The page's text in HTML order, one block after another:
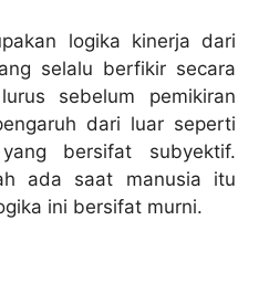
logika kinerja dari
selalu berfikir secara
sebelum pemikiran
dari luar seperti
yang bersifat subyektif.
ada saat manusia itu
ini bersifat murni.